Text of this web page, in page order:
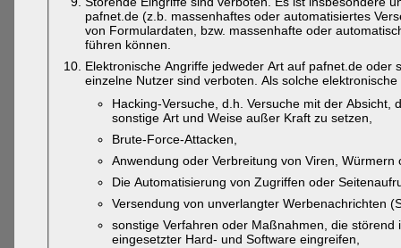
pafnet.de (z.b. massenhaftes oder automatisiertes
von Formulardaten, bzw. massenhafte oder
führen können.
Elektronische Angriffe jedweder Art auf pafnet.de
einzelne Nutzer sind verboten. Als solche
Hacking-Versuche, d.h. Versuche mit der
sonstige Art und Weise außer Kraft zu setzen,
Brute-Force-Attacken,
Anwendung oder Verbreitung von Viren, Würmern
Die Automatisierung von Zugriffen oder
Versendung von unverlangter Werbenachrichten
sonstige Verfahren oder Maßnahmen, die
eingesetzter Hard- und Software eingreifen,